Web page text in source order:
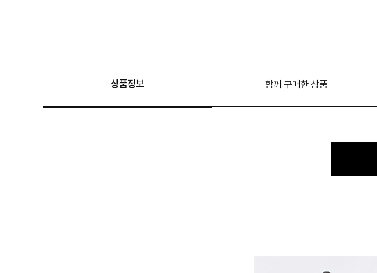
상품정보 함께 구매한 상품